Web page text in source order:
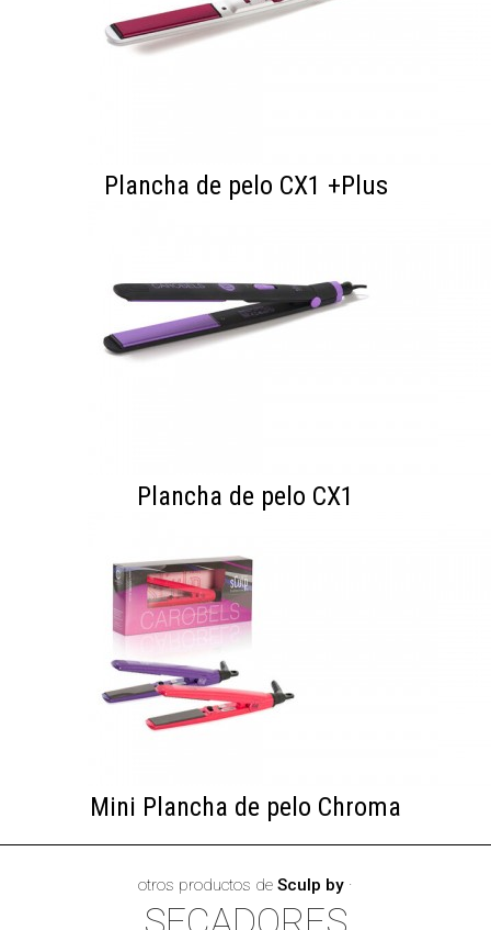
Plancha de pelo CX1 +Plus
Plancha de pelo CX1
Mini Plancha de pelo Chroma
otros productos de Sculp by ·